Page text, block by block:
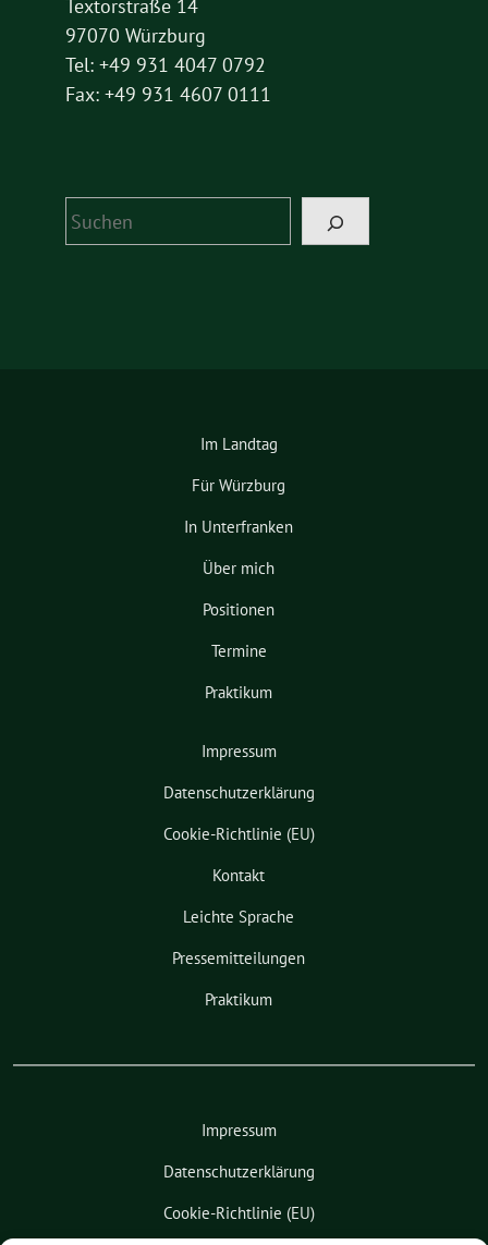
Textorstraße 14
97070 Würzburg
Tel: +49 931 4047 0792
Fax: +49 931 4607 0111
Suchen
Im Landtag
Für Würzburg
In Unterfranken
Über mich
Positionen
Termine
Praktikum
Impressum
Datenschutzerklärung
Cookie-Richtlinie (EU)
Kontakt
Leichte Sprache
Pressemitteilungen
Praktikum
Impressum
Datenschutzerklärung
Cookie-Richtlinie (EU)